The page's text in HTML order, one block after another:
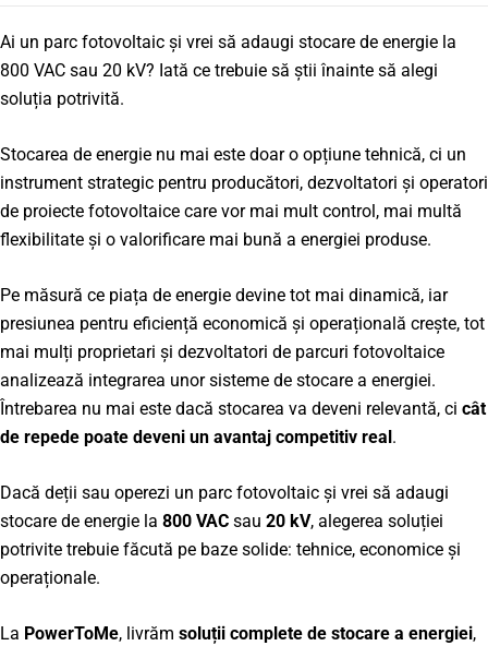
Ai un parc fotovoltaic și vrei să adaugi stocare de energie la
800 VAC sau 20 kV? Iată ce trebuie să știi înainte să alegi
soluția potrivită.
Stocarea de energie nu mai este doar o opțiune tehnică, ci un
instrument strategic pentru producători, dezvoltatori și operatori
de proiecte fotovoltaice care vor mai mult control, mai multă
flexibilitate și o valorificare mai bună a energiei produse.
Pe măsură ce piața de energie devine tot mai dinamică, iar
presiunea pentru eficiență economică și operațională crește, tot
mai mulți proprietari și dezvoltatori de parcuri fotovoltaice
analizează integrarea unor sisteme de stocare a energiei.
Întrebarea nu mai este dacă stocarea va deveni relevantă, ci cât
de repede poate deveni un avantaj competitiv real .
Dacă deții sau operezi un parc fotovoltaic și vrei să adaugi
stocare de energie la 800 VAC sau 20 kV, alegerea soluției
potrivite trebuie făcută pe baze solide: tehnice, economice și
operaționale.
La PowerToMe, livrăm soluții complete de stocare a energiei,